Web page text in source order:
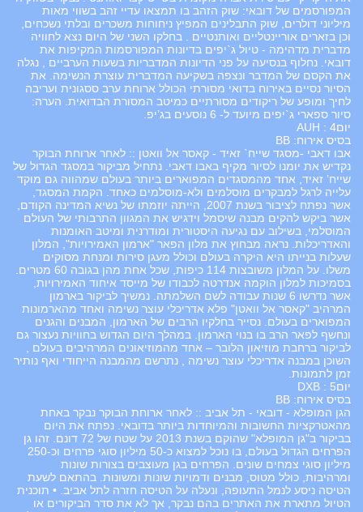
המפורסמים של דובאי: שוק הזהב בו תמצאו עדיי זהב בשווי מאות
מיליוני דולרים, שוק התבלינים המפיץ ניחוחות משכרים ובלתי נשכחים,
וכן בזארים אוריינטליים ואותנטיים . בחלקו השני של היום נצא לחוויה
מדברית מדהימה - טיול ג`יפים בדיונות המפורסמות המקיפות את
דובאי. נחלוף בנסיעה על פני הדיונות המדבריות בשעות הערביים , נגלה
את הקסם של המדבר ונצפה בשקיעה המדברית עוצרת הנשימה. את
הסיור נסיים באירוח בדואי מסורתי הכולל ארוחת ערב ססגונית ועריבה
לחיך ומופע של ריקודים מסורתיים כמיטב המסורת הבדואית. הערה:
סיור ספארי ג`יפים מיועד ל- 6 נוסעים בג’יפ.
יום4 : AUH
בסיס אירוח: BB
אבו דאבי -מסגד שייח` זאיד - קאסר אל וואטן :: לאחר ארוחת הבוקר
נקדיש את יומנו לסיור מקיף באבו דאבי. נתחיל מביקור במסגד הגדול של
שייח’ זאיד, אחד מהמסגדים המפוארים ביותר בעולם שמהווה גם מוקד
עלייה לרגל למבקרים מוסלמים ולא-מוסלמים כאחד. הקמת המסגד,
אשר נפתח לציבור בשנת 2007, הייתה יוזמתו של נשיא המדינה הקודם,
אשר ביקש להקים מבנה שיסמל וידגיש את המגוון התרבותי של העולם
המוסלמי, בשילוב עם נגיעה היסטורית ומודרנית ומיטב האומנות
והאדריכלות. נראה מבחוץ את מלון הפאר "ארמון האמירויות", המלון
שעלות בנייתו היא היקרה בעולם וכולל מעגן סירות ומנחת מסוקים
משלו. על המלון משובצות 114 כיפות, שכל אחת מהן בגובה 60 מטרים.
בסמיכות למלון הוקמה אנדרטה לכבודו של מייסד איחוד האמירויות,
אשר נדרשו 6 שנות עבודה לשם השלמתה. נמשיך לביקור בארמון
המרהיב "קאסר אל וואטן" פלא אדריכלי עוצר נשימה ואחד מהארמונות
המפוארים בעולם. נסייר בחלקיו הרבים של הארמון, המבנים והגנים
ונחשף לפאר הרב בו בנוי הארמון. במהלך היום הגדוש בחוויות נעצור גם
לביקור ברחבת מוזיאון הלובר – אחד מהמוזיאונים המרהיבים בעולם ,
השוכן במבנה אדריכלי עוצר נשימה , נתרשם מהמבנה הייחודי ואף נותיר
זמן לתמונות.
יום5 : DXB
בסיס אירוח: BB
הגן המופלא - דובאי - תל אביב :: לאחר ארוחת הבוקר נבקר באחת
מהאטרקציות החשובות והמיוחדות ביותר בדובאי. נפתח את היום
בביקור ב"גן המופלא" שהוקם בשנת 2013 על שטח של 72 דונם. זהו גן
הפרחים הגדול בעולם, בו נוכל למצוא כ-50 מיליון סוגי פרחים וכ-250
מיליון סוגי צמחים שונים. הפרחים בגן מעוצבים בצורות שונות
ומרהיבות, כולל מטוס, מבנים ודמויות שונות ומשונות. בהתאם לשעת
הטיסה ניסע לנמל התעופה, ונעלה על הטיסה חזרה לתל אביב. • תוכנית
הטיול מתארת את האתרים בהם נבקר, אך לא את סדר הביקורים או